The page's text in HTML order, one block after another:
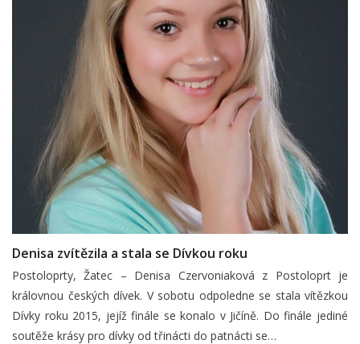
Denisa zvítězila a stala se Dívkou roku
Postoloprty, Žatec – Denisa Czervoniaková z Postoloprt je
královnou českých dívek. V sobotu odpoledne se stala vítězkou
Dívky roku 2015, jejíž finále se konalo v Jičíně. Do finále jediné
soutěže krásy pro dívky od třinácti do patnácti se…